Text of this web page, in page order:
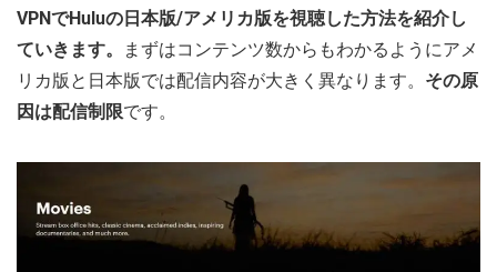
VPNでHuluの日本版/アメリカ版を視聴した方法を紹介し
ていきます。
まずはコンテンツ数からもわかるようにアメ
リカ版と日本版では配信内容が大きく異なります。 その原
因は配信制限です。